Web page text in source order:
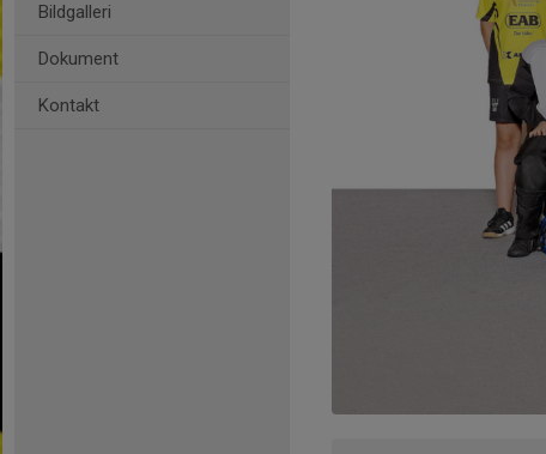
Bildgalleri
Dokument
Kontakt